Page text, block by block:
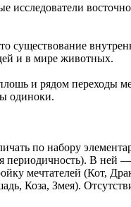
существование
и в мире животных.
и рядом переходы
одиноки.
по набору
периодичность). В ней
мечтателей (Кот,
Коза, Змея).